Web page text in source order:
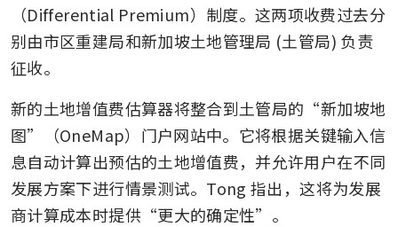
（Differential Premium）制度。这两项收费过去分
别由市区重建局和新加坡土地管理局 (土管局) 负责
征收。
新的土地增值费估算器将整合到土管局的“新加坡地
图”（OneMap）门户网站中。它将根据关键输入信
息自动计算出预估的土地增值费，并允许用户在不同
发展方案下进行情景测试。Tong 指出，这将为发展
商计算成本时提供“更大的确定性”。